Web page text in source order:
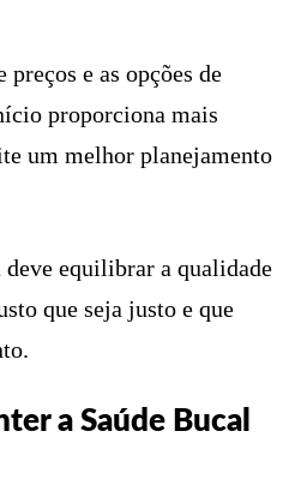
e as opções de
proporciona mais
um melhor planejamento
deve equilibrar a qualidade
que seja justo e que
a Saúde Bucal